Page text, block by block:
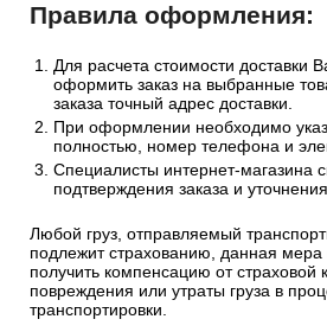
Правила оформления:
Для расчета стоимости доставки
оформить заказ на выбранные
заказа точный адрес доставки.
При оформлении необходимо
полностью, номер телефона и
Специалисты интернет-магазина
подтверждения заказа и
Любой груз, отправляемый
подлежит страхованию, данная мера
получить компенсацию от страховой
повреждения или утраты груза в
транспортировки.